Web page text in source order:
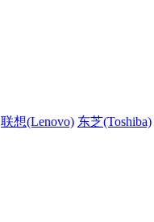
联想(Lenovo) 东芝(Toshiba)